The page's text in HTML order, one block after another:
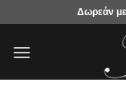
περιεχόμενο
Δωρεάν